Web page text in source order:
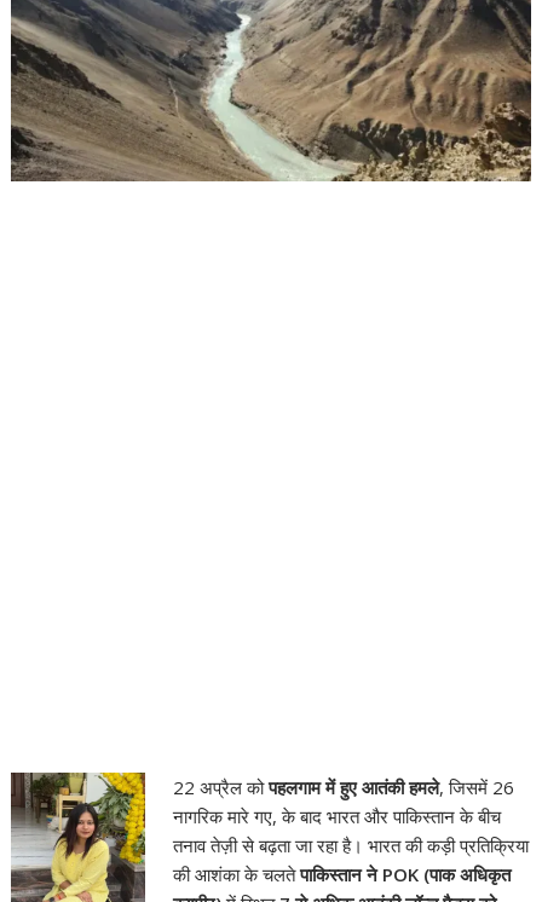
22 अप्रैल कोपहलगाम में हुए आतंकी हमले, जिसमें 26
नागरिक मारे गए, के बाद भारत और पाकिस्तान के बीच
तनाव तेज़ी से बढ़ता जा रहा है। भारत की कड़ी प्रतिक्रिया
की आशंका के चलतेपाकिस्तान ने POK (पाक अधिकृत